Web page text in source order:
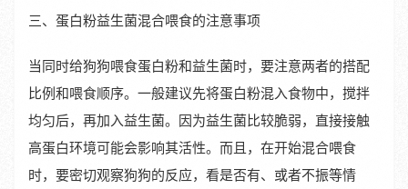
三、蛋白粉益生菌混合喂食的注意事项
当同时给狗狗喂食蛋白粉和益生菌时，要注意两者的搭配
比例和喂食顺序。一般建议先将蛋白粉混入食物中，搅拌
均匀后，再加入益生菌。因为益生菌比较脆弱，直接接触
高蛋白环境可能会影响其活性。而且，在开始混合喂食
时，要密切观察狗狗的反应，看是否有、或者不振等情